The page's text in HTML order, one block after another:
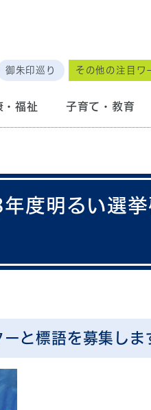
御朱印巡り その他の注目ワ
・福祉 子育て・教育
度明るい選
と標語を募集しま